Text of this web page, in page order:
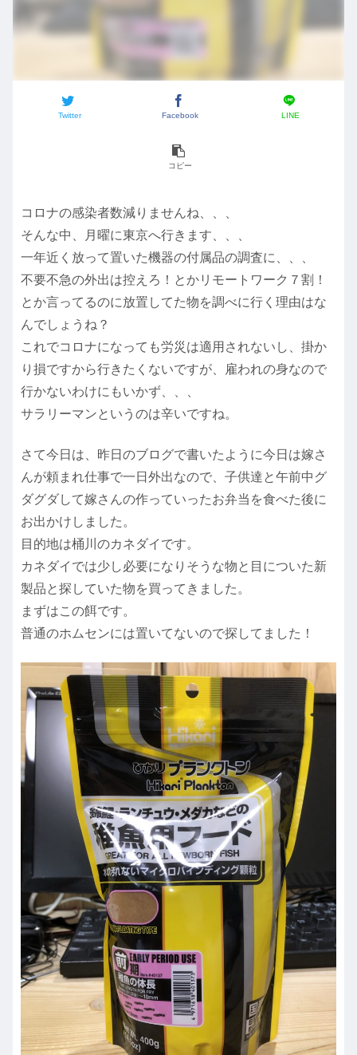
Twitter Facebook LINE
コピー
コロナの感染者数減りませんね、、、
そんな中、月曜に東京へ行きます、、、
一年近く放って置いた機器の付属品の調査に、、、
不要不急の外出は控えろ！とかリモートワーク７割！
とか言ってるのに放置してた物を調べに行く理由はな
んでしょうね？
これでコロナになっても労災は適用されないし、掛か
り損ですから行きたくないですが、雇われの身なので
行かないわけにもいかず、、、
サラリーマンというのは辛いですね。
さて今日は、昨日のブログで書いたように今日は嫁さ
んが頼まれ仕事で一日外出なので、子供達と午前中グ
ダグダして嫁さんの作っていったお弁当を食べた後に
お出かけしました。
目的地は桶川のカネダイです。
カネダイでは少し必要になりそうな物と目についた新
製品と探していた物を買ってきました。
まずはこの餌です。
普通のホムセンには置いてないので探してました！